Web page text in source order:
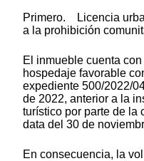
Primero. Licencia
a la prohibición
El inmueble cuenta
hospedaje favorable
expediente 500/2022/
de 2022, anterior a la
turístico por parte de la
data del 30 de
En consecuencia, la